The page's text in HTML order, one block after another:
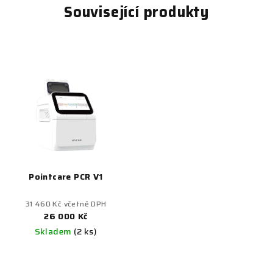
Související produkty
Pointcare PCR V1
31 460 Kč včetně DPH
26 000 Kč
Skladem (2 ks)